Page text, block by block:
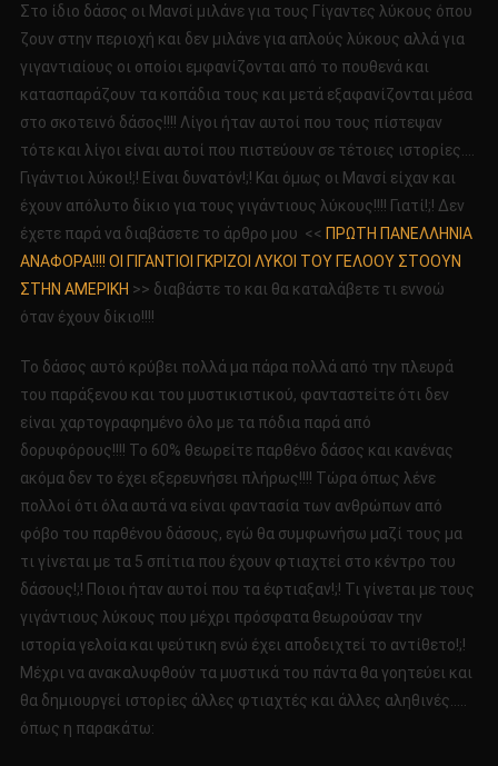
Στο ίδιο δάσος οι Μανσί μιλάνε για τους Γίγαντες λύκους όπου
ζουν στην περιοχή και δεν μιλάνε για απλούς λύκους αλλά για
γιγαντιαίους οι οποίοι εμφανίζονται από το πουθενά και
κατασπαράζουν τα κοπάδια τους και μετά εξαφανίζονται μέσα
στο σκοτεινό δάσος!!!! Λίγοι ήταν αυτοί που τους πίστεψαν
τότε και λίγοι είναι αυτοί που πιστεύουν σε τέτοιες ιστορίες….
Γιγάντιοι λύκοι!;! Είναι δυνατόν!;! Και όμως οι Μανσί είχαν και
έχουν απόλυτο δίκιο για τους γιγάντιους λύκους!!!! Γιατί!;! Δεν
έχετε παρά να διαβάσετε το άρθρο μου << ΠΡΩΤΗ ΠΑΝΕΛΛΗΝΙΑ
ΑΝΑΦΟΡΑ!!!! ΟΙ ΓΙΓΑΝΤΙΟΙ ΓΚΡΙΖΟΙ ΛΥΚΟΙ ΤΟΥ ΓΕΛΟΟΥ ΣΤΟΟΥΝ
ΣΤΗΝ ΑΜΕΡΙΚΗ >> διαβάστε το και θα καταλάβετε τι εννοώ
όταν έχουν δίκιο!!!!
Το δάσος αυτό κρύβει πολλά μα πάρα πολλά από την πλευρά
του παράξενου και του μυστικιστικού, φανταστείτε ότι δεν
είναι χαρτογραφημένο όλο με τα πόδια παρά από
δορυφόρους!!!! Το 60% θεωρείτε παρθένο δάσος και κανένας
ακόμα δεν το έχει εξερευνήσει πλήρως!!!! Τώρα όπως λένε
πολλοί ότι όλα αυτά να είναι φαντασία των ανθρώπων από
φόβο του παρθένου δάσους, εγώ θα συμφωνήσω μαζί τους μα
τι γίνεται με τα 5 σπίτια που έχουν φτιαχτεί στο κέντρο του
δάσους!;! Ποιοι ήταν αυτοί που τα έφτιαξαν!;! Τι γίνεται με τους
γιγάντιους λύκους που μέχρι πρόσφατα θεωρούσαν την
ιστορία γελοία και ψεύτικη ενώ έχει αποδειχτεί το αντίθετο!;!
Μέχρι να ανακαλυφθούν τα μυστικά του πάντα θα γοητεύει και
θα δημιουργεί ιστορίες άλλες φτιαχτές και άλλες αληθινές…..
όπως η παρακάτω: